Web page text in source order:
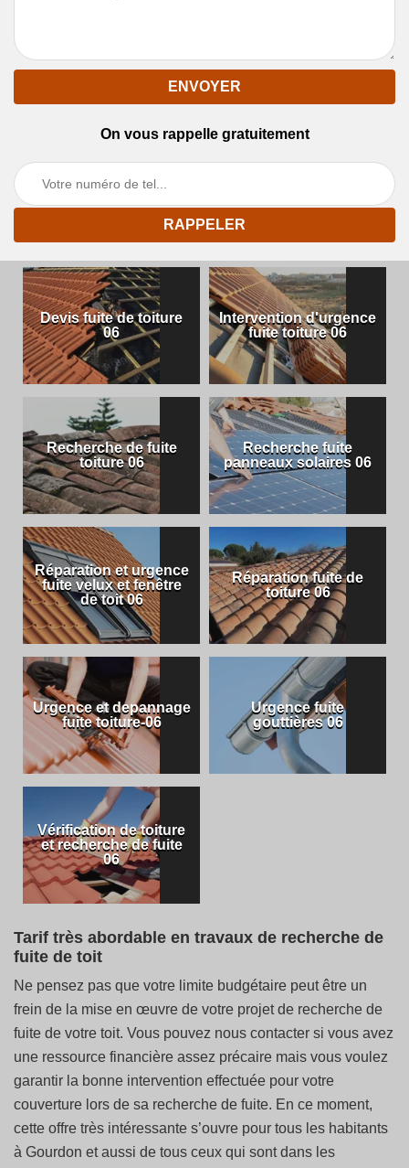
On vous rappelle gratuitement
Devis fuite de toiture
06
Intervention d'urgence
fuite toiture 06
Recherche de fuite
toiture 06
Recherche fuite
panneaux solaires 06
Réparation et urgence
fuite velux et fenêtre
de toit 06
Réparation fuite de
toiture 06
Urgence et depannage
fuite toiture-06
Urgence fuite
gouttières 06
Vérification de toiture
et recherche de fuite
06
Tarif très abordable en travaux de recherche de
fuite de toit
Ne pensez pas que votre limite budgétaire peut être un
frein de la mise en œuvre de votre projet de recherche de
fuite de votre toit. Vous pouvez nous contacter si vous avez
une ressource financière assez précaire mais vous voulez
garantir la bonne intervention effectuée pour votre
couverture lors de sa recherche de fuite. En ce moment,
cette offre très intéressante s’ouvre pour tous les habitants
à Gourdon et aussi de tous ceux qui sont dans les